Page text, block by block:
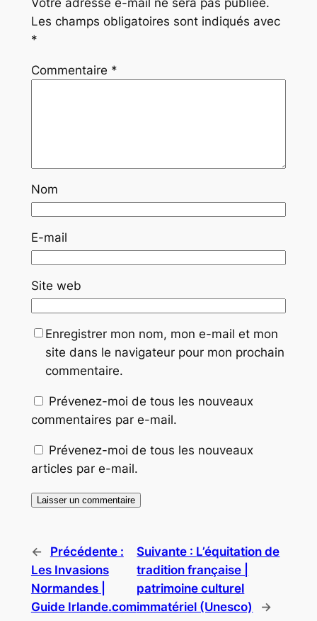
Les champs obligatoires sont indiqués avec
*
Commentaire *
Nom
E-mail
Site web
Enregistrer mon nom, mon e-mail et mon
site dans le navigateur pour mon prochain
commentaire.
Prévenez-moi de tous les nouveaux
commentaires par e-mail.
Prévenez-moi de tous les nouveaux
articles par e-mail.
←
Précédente :
Les Invasions
Normandes |
Guide Irlande.com
Suivante : L’équitation de
tradition française |
patrimoine culturel
immatériel (Unesco)
→